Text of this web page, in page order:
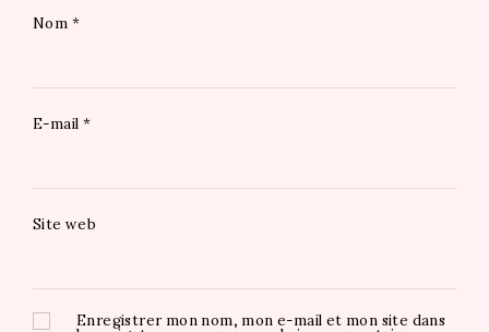
Nom *
E-mail *
Site web
Enregistrer mon nom, mon e-mail et mon site dans